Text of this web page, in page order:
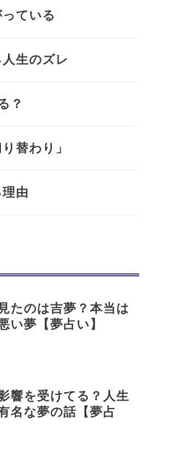
ている
生のズレ
？
替わり」
由
たのは吉夢？本当は
い夢【夢占い】
響を受けてる？人生
名な夢の話【夢占